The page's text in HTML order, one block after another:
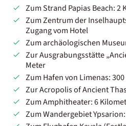
Zum Strand Papias Beach: 2
Zum Zentrum der
Zugang vom Hotel
Zum archäologischen
Zur Ausgrabungsstätte
Meter
Zum Hafen von Limenas:
Zur Acropolis of Ancient
Zum Amphitheater: 6
Zum Wandergebiet